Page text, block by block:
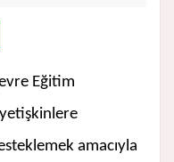
Eğitim
amacıyla